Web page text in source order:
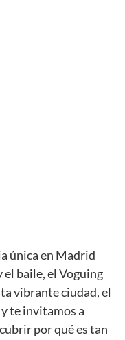
única en Madrid
el baile, el Voguing
vibrante ciudad, el
te invitamos a
por qué es tan